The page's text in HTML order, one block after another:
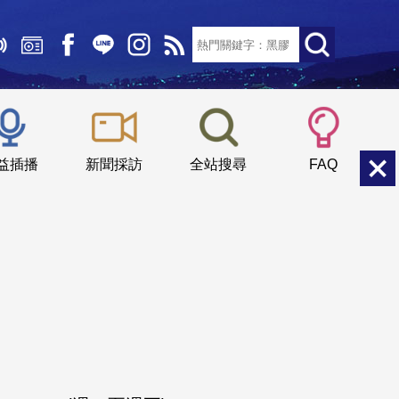
插播 新聞採訪 全站搜尋 FAQ
小 中